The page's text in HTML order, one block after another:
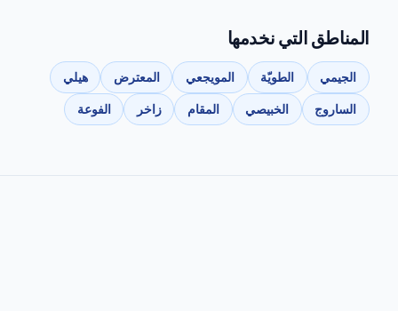
المناطق التي نخدمها
الجيمي الطويّة المويجعي المعترض هيلي
الساروج الخبيصي المقام زاخر الفوعة